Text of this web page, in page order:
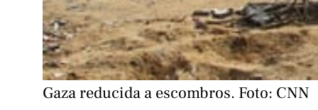
Gaza reducida a escombros. Foto: CNN